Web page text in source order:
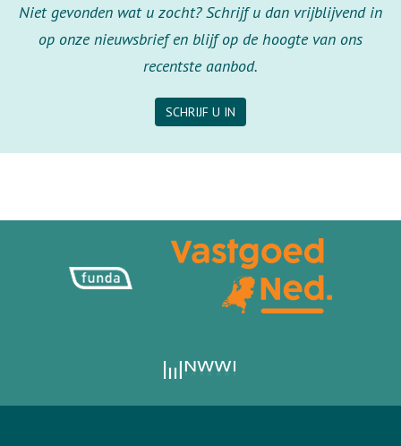
Niet gevonden wat u zocht? Schrijf u dan vrijblijvend in
op onze nieuwsbrief en blijf op de hoogte van ons
recentste aanbod.
SCHRIJF U IN